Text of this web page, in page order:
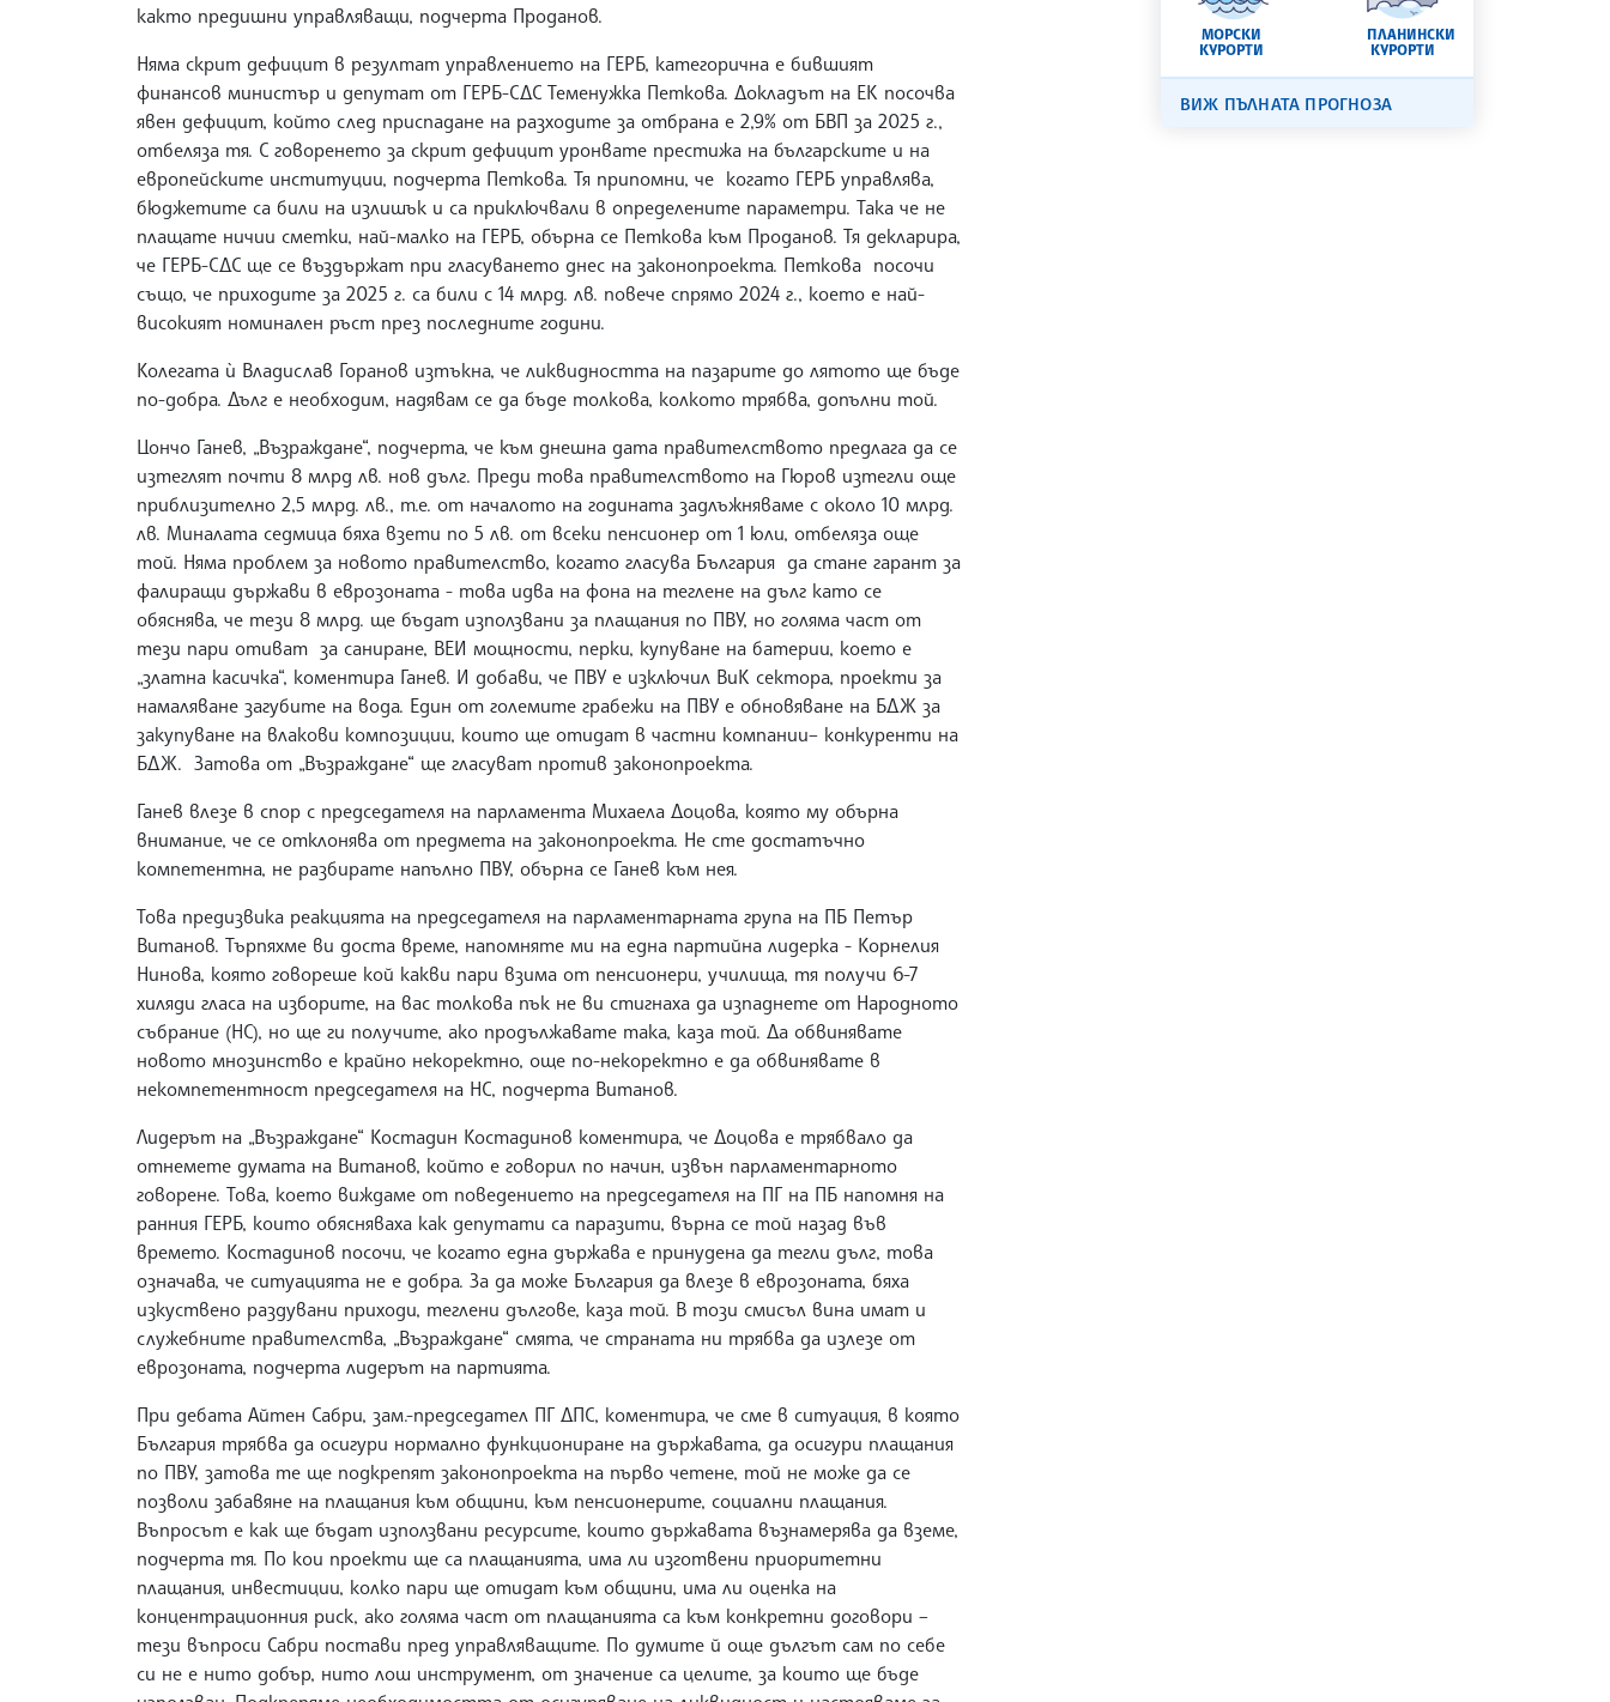
както предишни управляващи, подчерта Проданов.
Няма скрит дефицит в резултат управлението на ГЕРБ, категорична е бившият
финансов министър и депутат от ГЕРБ-СДС Теменужка Петкова. Докладът на ЕК посочва
явен дефицит, който след приспадане на разходите за отбрана е 2,9% от БВП за 2025 г.,
отбеляза тя. С говоренето за скрит дефицит уронвате престижа на българските и на
европейските институции, подчерта Петкова. Тя припомни, че когато ГЕРБ управлява,
бюджетите са били на излишък и са приключвали в определените параметри. Така че не
плащате ничии сметки, най-малко на ГЕРБ, обърна се Петкова към Проданов. Тя декларира,
че ГЕРБ-СДС ще се въздържат при гласуването днес на законопроекта. Петкова посочи
също, че приходите за 2025 г. са били с 14 млрд. лв. повече спрямо 2024 г., което е най-
високият номинален ръст през последните години.
Колегата ѝ Владислав Горанов изтъкна, че ликвидността на пазарите до лятото ще бъде
по-добра. Дълг е необходим, надявам се да бъде толкова, колкото трябва, допълни той.
Цончо Ганев, „Възраждане“, подчерта, че към днешна дата правителството предлага да се
изтеглят почти 8 млрд лв. нов дълг. Преди това правителството на Гюров изтегли още
приблизително 2,5 млрд. лв., т.е. от началото на годината задлъжняваме с около 10 млрд.
лв. Миналата седмица бяха взети по 5 лв. от всеки пенсионер от 1 юли, отбеляза още
той. Няма проблем за новото правителство, когато гласува България да стане гарант за
фалиращи държави в еврозоната - това идва на фона на теглене на дълг като се
обяснява, че тези 8 млрд. ще бъдат използвани за плащания по ПВУ, но голяма част от
тези пари отиват за саниране, ВЕИ мощности, перки, купуване на батерии, което е
„златна касичка“, коментира Ганев. И добави, че ПВУ е изключил ВиК сектора, проекти за
намаляване загубите на вода. Един от големите грабежи на ПВУ е обновяване на БДЖ за
закупуване на влакови композиции, които ще отидат в частни компании– конкуренти на
БДЖ. Затова от „Възраждане“ ще гласуват против законопроекта.
Ганев влезе в спор с председателя на парламента Михаела Доцова, която му обърна
внимание, че се отклонява от предмета на законопроекта. Не сте достатъчно
компетентна, не разбирате напълно ПВУ, обърна се Ганев към нея.
Това предизвика реакцията на председателя на парламентарната група на ПБ Петър
Витанов. Търпяхме ви доста време, напомняте ми на една партийна лидерка - Корнелия
Нинова, която говореше кой какви пари взима от пенсионери, училища, тя получи 6-7
хиляди гласа на изборите, на вас толкова пък не ви стигнаха да изпаднете от Народното
събрание (НС), но ще ги получите, ако продължавате така, каза той. Да обвинявате
новото мнозинство е крайно некоректно, още по-некоректно е да обвинявате в
некомпетентност председателя на НС, подчерта Витанов.
Лидерът на „Възраждане“ Костадин Костадинов коментира, че Доцова е трябвало да
отнемете думата на Витанов, който е говорил по начин, извън парламентарното
говорене. Това, което виждаме от поведението на председателя на ПГ на ПБ напомня на
ранния ГЕРБ, които обясняваха как депутати са паразити, върна се той назад във
времето. Костадинов посочи, че когато една държава е принудена да тегли дълг, това
означава, че ситуацията не е добра. За да може България да влезе в еврозоната, бяха
изкуствено раздувани приходи, теглени дългове, каза той. В този смисъл вина имат и
служебните правителства, „Възраждане“ смята, че страната ни трябва да излезе от
еврозоната, подчерта лидерът на партията.
При дебата Айтен Сабри, зам.-председател ПГ ДПС, коментира, че сме в ситуация, в която
България трябва да осигури нормално функциониране на държавата, да осигури плащания
по ПВУ, затова те ще подкрепят законопроекта на първо четене, той не може да се
позволи забавяне на плащания към общини, към пенсионерите, социални плащания.
Въпросът е как ще бъдат използвани ресурсите, които държавата възнамерява да вземе,
подчерта тя. По кои проекти ще са плащанията, има ли изготвени приоритетни
плащания, инвестиции, колко пари ще отидат към общини, има ли оценка на
концентрационния риск, ако голяма част от плащанията са към конкретни договори –
тези въпроси Сабри постави пред управляващите. По думите й още дългът сам по себе
си не е нито добър, нито лош инструмент, от значение са целите, за които ще бъде
МОРСКИ
КУРОРТИ
ПЛАНИНСКИ
КУРОРТИ
ВИЖ ПЪЛНАТА ПРОГНОЗА